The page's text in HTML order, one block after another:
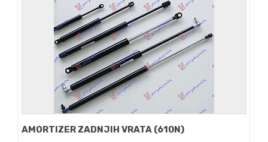
AMORTIZER ZADNJIH VRATA (610N)